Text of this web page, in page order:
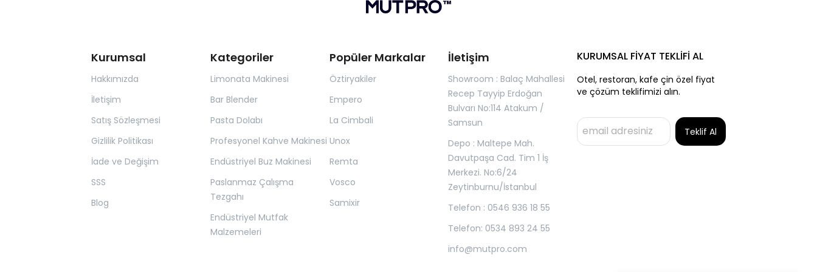
Kurumsal
Hakkımızda
İletişim
Satış Sözleşmesi
Gizlilik Politikası
İade ve Değişim
SSS
Blog
Kategoriler
Limonata Makinesi
Bar Blender
Pasta Dolabı
Profesyonel Kahve Makinesi
Endüstriyel Buz Makinesi
Paslanmaz Çalışma
Tezgahı
Endüstriyel Mutfak
Malzemeleri
Popüler Markalar
Öztiryakiler
Empero
La Cimbali
Unox
Remta
Vosco
Samixir
İletişim
Showroom : Balaç Mahallesi
Recep Tayyip Erdoğan
Bulvarı No:114 Atakum /
Samsun
Depo : Maltepe Mah.
Davutpaşa Cad. Tim 1 İş
Merkezi. No:6/24
Zeytinburnu/İstanbul
Telefon : 0546 936 18 55
Telefon: 0534 893 24 55
info@mutpro.com
KURUMSAL FİYAT TEKLİFİ AL
Otel, restoran, kafe çin özel fiyat
ve çözüm teklifimizi alın.
Teklif Al